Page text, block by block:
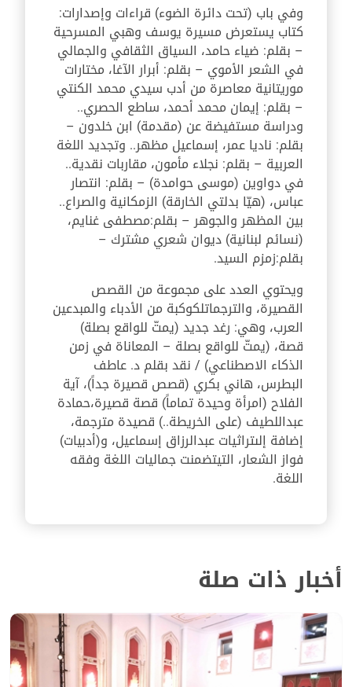
وفي باب (تحت دائرة الضوء) قراءات وإصدارات:
كتاب يستعرض مسيرة يوسف وهبي المسرحية
– بقلم: ضياء حامد، السياق الثقافي والجمالي
في الشعر الأموي – بقلم: أبرار الآغا، مختارات
موريتانية معاصرة من أدب سيدي محمد الكنتي
– بقلم: إيمان محمد أحمد، ساطع الحصري..
ودراسة مستفيضة عن (مقدمة) ابن خلدون –
بقلم: ناديا عمر، إسماعيل مظهر.. وتجديد اللغة
العربية – بقلم: نجلاء مأمون، مقاربات نقدية..
في دواوين (موسى حوامدة) – بقلم: انتصار
عباس، (هيّا بدلتي الخارقة) الزمكانية والصراع..
بين المظهر والجوهر – بقلم:مصطفى غنايم،
(نسائم لبنانية) ديوان شعري مشترك –
بقلم:زمزم السيد.
ويحتوي العدد على مجموعة من القصص
القصيرة، والترجماتلكوكبة من الأدباء والمبدعين
العرب، وهي: رغد جديد (يمتّ للواقع بصلة)
قصة، (يمتّ للواقع بصلة – المعاناة في زمن
الذكاء الاصطناعي) / نقد بقلم د. عاطف
البطرس، هاني بكري (قصص قصيرة جداً)، آية
الفلاح (امرأة وحيدة تماماً) قصة قصيرة،حمادة
عبداللطيف (على الخريطة..) قصيدة مترجمة،
إضافة إلىتراثيات عبدالرزاق إسماعيل، و(أدبيات)
فواز الشعار، التيتضمنت جماليات اللغة وفقه
اللغة.
أخبار ذات صلة